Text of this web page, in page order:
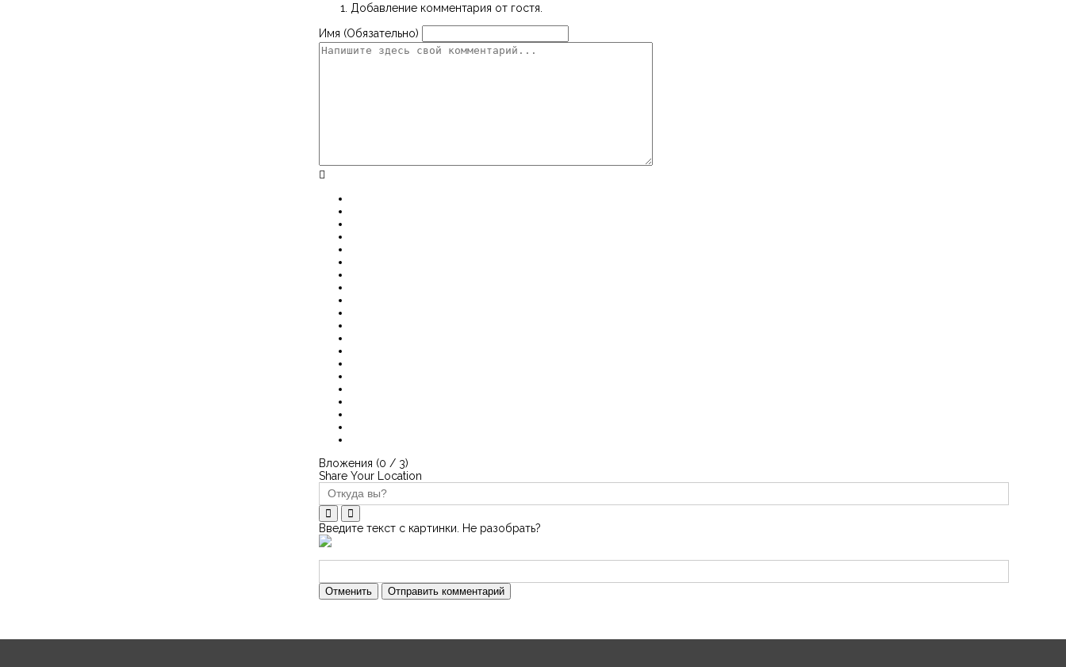
Добавление комментария от гостя.
Имя (Обязательно)
Вложения (0 / 3)
Share Your Location
Введите текст с картинки. Не разобрать?
Отменить Отправить комментарий